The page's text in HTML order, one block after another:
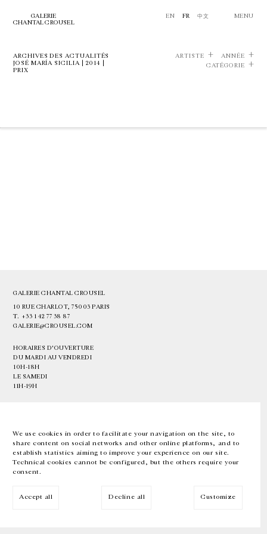
We use cookies in order to facilitate your navigation on the site, to
share content on social networks and other online platforms, and to
establish statistics aiming to improve your experience on our site.
Technical cookies cannot be configured, but the others require your
consent.
Accept all Decline all Customize
GALERIE
CHANTAL CROUSEL
EN FR 中文 MENU
ARCHIVES DES ACTUALITÉS
JOSÉ MARÍA SICILIA | 2014 |
PRIX
ARTISTE
ANNÉE
CATÉGORIE
GALERIE CHANTAL CROUSEL
10 RUE CHARLOT, 75003 PARIS
T. +33 1 42 77 38 87
GALERIE@CROUSEL.COM
HORAIRES D'OUVERTURE
DU MARDI AU VENDREDI
10H-18H
LE SAMEDI
11H-19H
EN FR 中文 Facebook Instagram
Inscrivez-vous à notre newsletter